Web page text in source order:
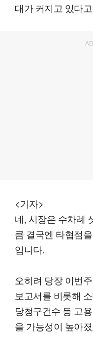
대가 커지고 있다
<기자>
네, 시장은 수차례
큼 결국엔 타협점
입니다.
오히려 당장 이번
보고서를 비롯해
당청구건수 등 고
을 가능성이 높아